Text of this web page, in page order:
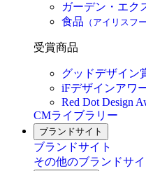
ガーデン・エク
食品 （アイリスフ
受賞商品
グッドデザイン
iFデザインアワ
Red Dot Design
CMライブラリー
ブランドサイト
ブランドサイト
その他のブランドサイ